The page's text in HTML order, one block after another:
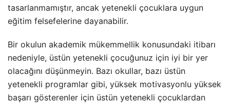
tasarlanmamıştır, ancak yetenekli çocuklara uygun
eğitim felsefelerine dayanabilir.
Bir okulun akademik mükemmellik konusundaki itibarı
nedeniyle, üstün yetenekli çocuğunuz için iyi bir yer
olacağını düşünmeyin. Bazı okullar, bazı üstün
yetenekli programlar gibi, yüksek motivasyonlu yüksek
başarı gösterenler için üstün yetenekli çocuklardan